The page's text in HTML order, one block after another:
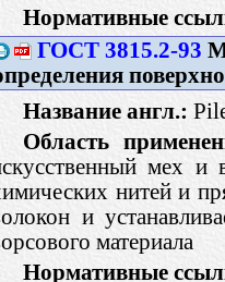
Нормативные
ГОСТ 3815.2-93
Название англ.:
Область
мех и
нитей и
и
материала
Нормативные